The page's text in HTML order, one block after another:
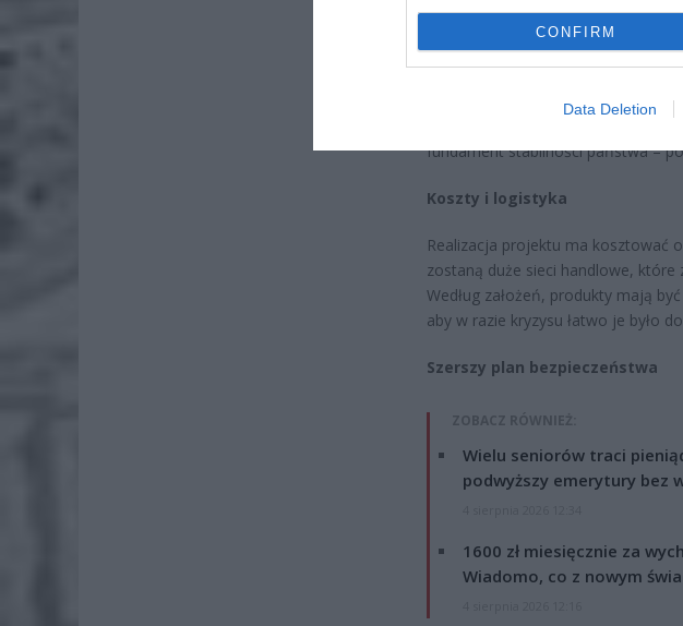
CONFIRM
Data Deletion
się głównie na surowych
niewystarczające. Dlatego resort
fundament stabilności państwa –
Koszty i logistyka
Realizacja projektu ma kosztować
zostaną duże sieci handlowe,
Według założeń, produkty mają
aby w razie kryzysu łatwo je było
Szerszy plan bezpieczeństwa
ZOBACZ RÓWNIEŻ:
Wielu seniorów traci
podwyższy emerytury bez
1600 zł miesięcznie za
Wiadomo, co z nowym